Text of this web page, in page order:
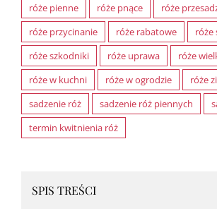
róże pienne
róże pnące
róże
róże przycinanie
róże rabatowe
róże
róże szkodniki
róże uprawa
róże
róże w kuchni
róże w ogrodzie
róże
sadzenie róż
sadzenie róż piennych
termin kwitnienia róż
SPIS TREŚCI